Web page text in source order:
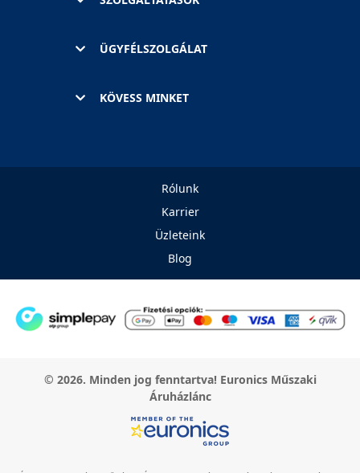
ÜGYFÉLSZOLGÁLAT
KÖVESS MINKET
Rólunk
Karrier
Üzleteink
Blog
© 2026. Minden jog fenntartva! Euronics Műszaki
Áruházlánc